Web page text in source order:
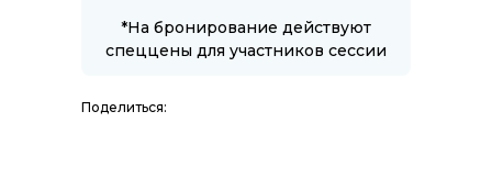
Поделиться:
*На бронирование действуют
спеццены для участников сессии